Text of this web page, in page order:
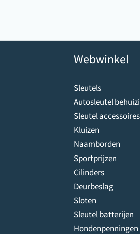
Webwinkel
Sleutels
Autosleutel
Sleutel accessoires
Kluizen
Naamborden
Sportprijzen
Cilinders
Deurbeslag
Sloten
Sleutel batterijen
Hondenpenningen